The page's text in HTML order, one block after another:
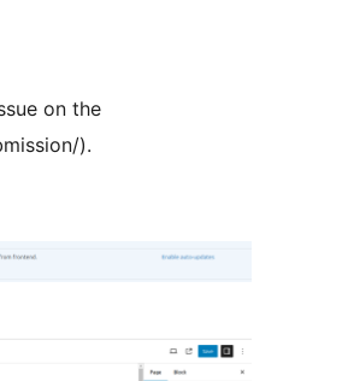
on the
).